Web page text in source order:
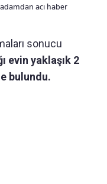
acı haber
sonucu
evin yaklaşık 2
bulundu.